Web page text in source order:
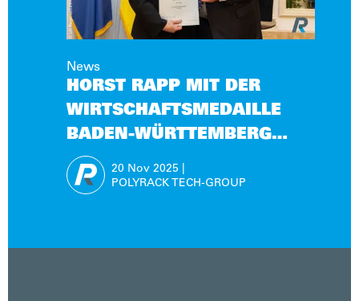
News
HORST RAPP MIT DER
WIRTSCHAFTSMEDAILLE
BADEN-WÜRTTEMBERG
AUSGEZEICHNET
20 Nov 2025
POLYRACK TECH-GROUP